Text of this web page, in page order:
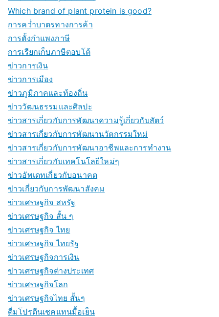
Which brand of plant protein is good?
การคว่ำบาตรทางการค้า
การตั้งกำแพงภาษี
การเรียกเก็บภาษีตอบโต้
ข่าวการเงิน
ข่าวการเมือง
ข่าวภูมิภาคและท้องถิ่น
ข่าววัฒนธรรมและศิลปะ
ข่าวสารเกี่ยวกับการพัฒนาความรู้เกี่ยวกับสัตว์
ข่าวสารเกี่ยวกับการพัฒนานวัตกรรมใหม่
ข่าวสารเกี่ยวกับการพัฒนาอาชีพและการทำงาน
ข่าวสารเกี่ยวกับเทคโนโลยีใหม่ๆ
ข่าวอัพเดทเกี่ยวกับอนาคต
ข่าวเกี่ยวกับการพัฒนาสังคม
ข่าวเศรษฐกิจ สหรัฐ
ข่าวเศรษฐกิจ สั้น ๆ
ข่าวเศรษฐกิจ ไทย
ข่าวเศรษฐกิจ ไทยรัฐ
ข่าวเศรษฐกิจการเงิน
ข่าวเศรษฐกิจต่างประเทศ
ข่าวเศรษฐกิจโลก
ข่าวเศรษฐกิจไทย สั้นๆ
ดื่มโปรตีนเชคแทนมื้อเย็น